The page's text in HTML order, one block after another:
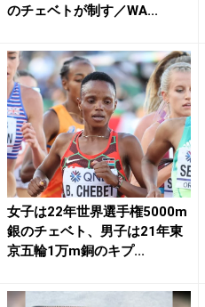
のチェベトが制す／WA...
女子は22年世界選手権5000m
銀のチェベト、男子は21年東
京五輪1万m銅のキプ...